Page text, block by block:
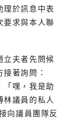
理於訊息中表
要求與本人聯
立夫者先問候
著詢問：
「嘿，我是助
林議員的私人
向議員團隊反